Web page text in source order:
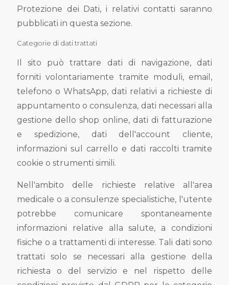
Protezione dei Dati, i relativi contatti saranno
pubblicati in questa sezione.
Categorie di dati trattati
Il sito può trattare dati di navigazione, dati
forniti volontariamente tramite moduli, email,
telefono o WhatsApp, dati relativi a richieste di
appuntamento o consulenza, dati necessari alla
gestione dello shop online, dati di fatturazione
e spedizione, dati dell'account cliente,
informazioni sul carrello e dati raccolti tramite
cookie o strumenti simili.
Nell'ambito delle richieste relative all'area
medicale o a consulenze specialistiche, l'utente
potrebbe comunicare spontaneamente
informazioni relative alla salute, a condizioni
fisiche o a trattamenti di interesse. Tali dati sono
trattati solo se necessari alla gestione della
richiesta o del servizio e nel rispetto delle